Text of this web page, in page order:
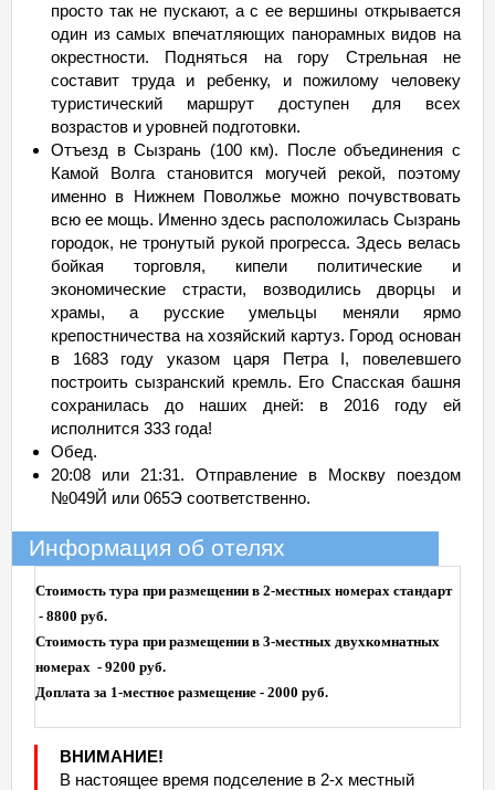
просто так не пускают, а с ее вершины открывается
один из самых впечатляющих панорамных видов на
окрестности. Подняться на гору Стрельная не
составит труда и ребенку, и пожилому человеку
туристический маршрут доступен для всех
возрастов и уровней подготовки.
Отъезд в Сызрань (100 км). После объединения с
Камой Волга становится могучей рекой, поэтому
именно в Нижнем Поволжье можно почувствовать
всю ее мощь. Именно здесь расположилась Сызрань
городок, не тронутый рукой прогресса. Здесь велась
бойкая торговля, кипели политические и
экономические страсти, возводились дворцы и
храмы, а русские умельцы меняли ярмо
крепостничества на хозяйский картуз. Город основан
в 1683 году указом царя Петра I, повелевшего
построить сызранский кремль. Его Спасская башня
сохранилась до наших дней: в 2016 году ей
исполнится 333 года!
Обед.
20:08 или 21:31. Отправление в Москву поездом
№049Й или 065Э соответственно.
Информация об отелях
Стоимость тура при размещении в 2-местных номерах стандарт
- 8800 руб.
Стоимость тура при размещении в 3-местных двухкомнатных
номерах - 9200 руб.
Доплата за 1-местное размещение - 2000 руб.
ВНИМАНИЕ!
В настоящее время подселение в 2-х местный